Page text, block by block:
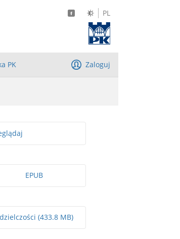
PL
PK Zaloguj
EPUB
Skany w pełnej rozdzielczości (433.8 MB)